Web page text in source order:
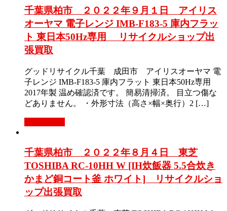
千葉県柏市 ２０２２年９月１日 アイリス
オーヤマ 電子レンジ IMB-F183-5 庫内フラッ
ト 東日本50Hz専用 リサイクルショップ出
張買取
グッドリサイクル千葉 成田市 アイリスオーヤマ 電
子レンジ IMB-F183-5 庫内フラット 東日本50Hz専用
2017年製 温め確認済です。 簡易清掃済。 目立つ傷な
どありません。 ・外形寸法（高さ×幅×奥行）2 […]
千葉県柏市 ２０２２年８月４日 東芝
TOSHIBA RC-10HH W [IH炊飯器 5.5合炊き
かまど銅コート釜 ホワイト] リサイクルショ
ップ出張買取